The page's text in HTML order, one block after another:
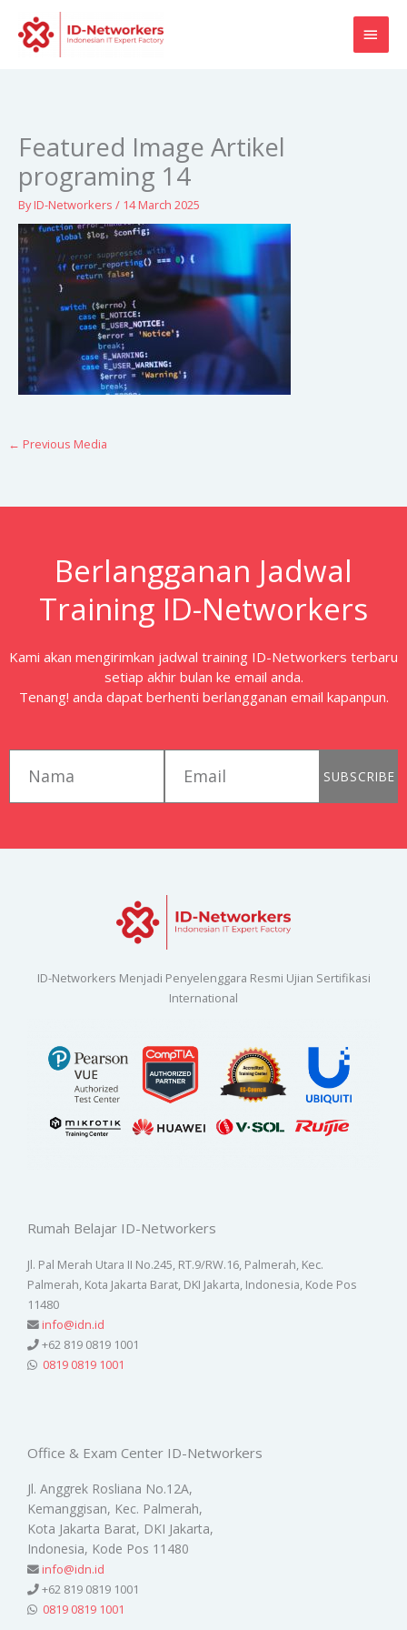
content
Featured Image Artikel
programing 14
ByID-Networkers / 14 March 2025
← Previous Media
Berlangganan Jadwal
Training ID-Networkers
Kami akan mengirimkan jadwal training ID-Networkers terbaru
setiap akhir bulan ke email anda.
Tenang! anda dapat berhenti berlangganan email kapanpun.
SUBSCRIBE
ID-Networkers Menjadi Penyelenggara Resmi Ujian Sertifikasi
International
Rumah Belajar ID-Networkers
Jl. Pal Merah Utara II No.245, RT.9/RW.16, Palmerah, Kec.
Palmerah, Kota Jakarta Barat, DKI Jakarta, Indonesia, Kode Pos
11480
info@idn.id
+62 819 0819 1001
0819 0819 1001
Office & Exam Center ID-Networkers
Jl. Anggrek Rosliana No.12A,
Kemanggisan, Kec. Palmerah,
Kota Jakarta Barat, DKI Jakarta,
Indonesia, Kode Pos 11480
info@idn.id
+62 819 0819 1001
0819 0819 1001